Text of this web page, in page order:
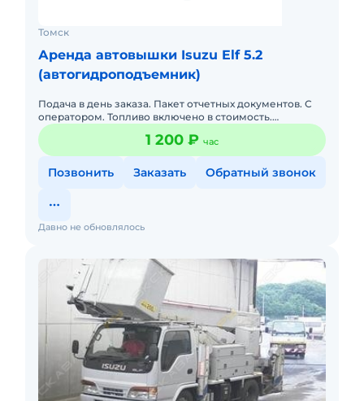
Томск
Аренда автовышки Isuzu Elf 5.2
(автогидроподъемник)
Подача в день заказа. Пакет отчетных документов. С
оператором. Топливо включено в стоимость.
Долгосрочная аренда.
1 200 ₽ час
Позвонить Заказать Обратный звонок
Давно не обновлялось